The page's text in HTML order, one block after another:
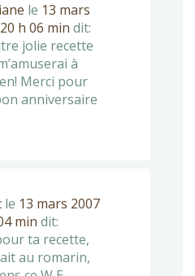
le 13 mars
h 06 min dit:
jolie recette
à
Merci pour
anniversaire
le 13 mars 2007
min dit:
ta recette,
au romarin,